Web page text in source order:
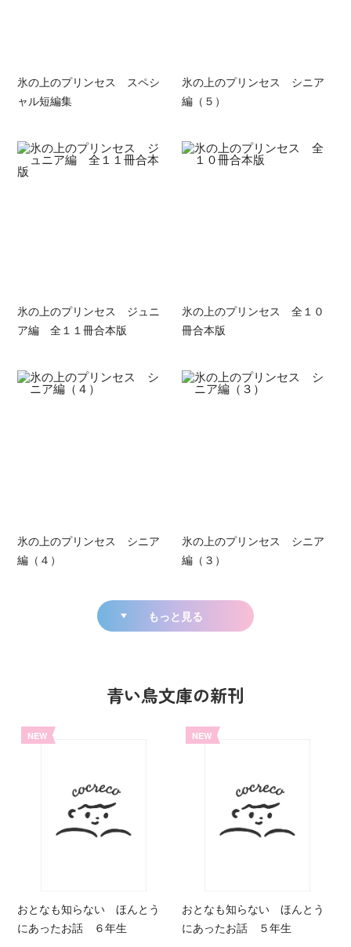
氷の上のプリンセス スペシ
ャル短編集
氷の上のプリンセス シニア
編（５）
氷の上のプリンセス ジュニ
ア編 全１１冊合本版
氷の上のプリンセス 全１０
冊合本版
氷の上のプリンセス シニア
編（４）
氷の上のプリンセス シニア
編（３）
もっと見る
青い鳥文庫の新刊
NEW
おとなも知らない ほんとう
にあったお話 ６年生
NEW
おとなも知らない ほんとう
にあったお話 ５年生